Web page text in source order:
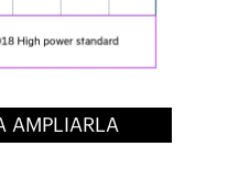
AMPLIARLA